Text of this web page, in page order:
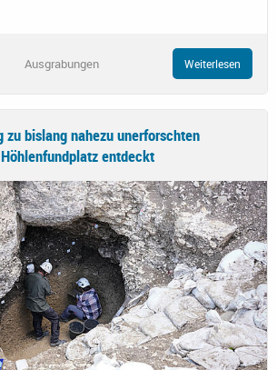
Ausgrabungen Weiterlesen
zu bislang nahezu unerforschten
entdeckt